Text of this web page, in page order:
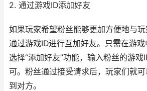
2. 通过游戏ID添加好友
如果玩家希望粉丝能够更加方便地与
通过游戏ID进行互加好友。只需在游戏
选择“添加好友”功能，输入粉丝的游
可。粉丝通过接受请求后，玩家们就
到对方。